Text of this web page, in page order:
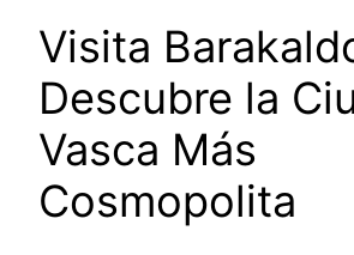
Visita
Descubre la
Vasca Más
Cosmopolita